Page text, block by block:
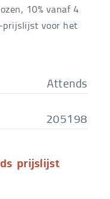
10% vanaf 4
prijslijst voor het
Attends
205198
prijslijst